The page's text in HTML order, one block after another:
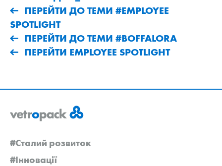
ПЕРЕЙТИ ДО ТЕМИ #EMPLOYEE
SPOTLIGHT
ПЕРЕЙТИ ДО ТЕМИ #BOFFALORA
ПЕРЕЙТИ EMPLOYEE SPOTLIGHT
#Сталий розвиток
#Інновації